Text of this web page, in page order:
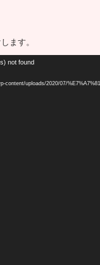
ます。
not found
uploads/2020/07/